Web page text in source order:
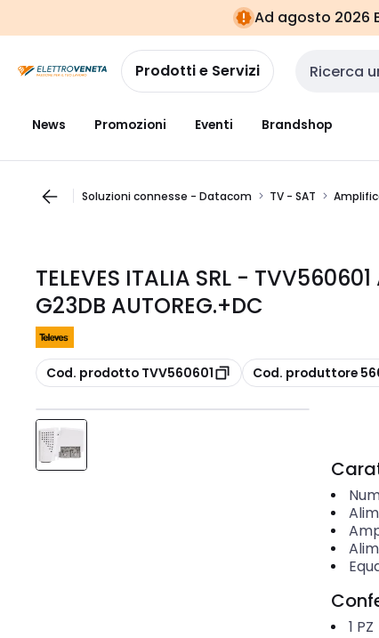
navigazionealla
pagina
Ad agosto 2026
Prodotti e Servizi Cerca input
News Promozioni Eventi Brandshop
Soluzioni connesse - Datacom TV - SAT
TELEVES ITALIA SRL -
G23DB AUTOREG.+DC
copia
Cod. prodotto TVV560601 copia
Cod. produttore
1 PZ